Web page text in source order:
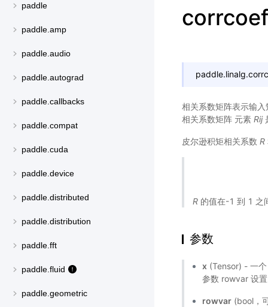
paddle
paddle.amp
paddle.audio
paddle.autograd
paddle.callbacks
paddle.compat
paddle.cuda
paddle.device
paddle.distributed
paddle.distribution
paddle.fft
paddle.fluid
paddle.geometric
corrcoef
paddle.linalg.
相关系数矩阵表示输
相关系数矩阵 元素 Rij
皮尔逊积矩相关系数 R
R的值在-1 到 1 之
参数
x (Tensor) - 一
参数 rowvar 设
rowvar (bool，